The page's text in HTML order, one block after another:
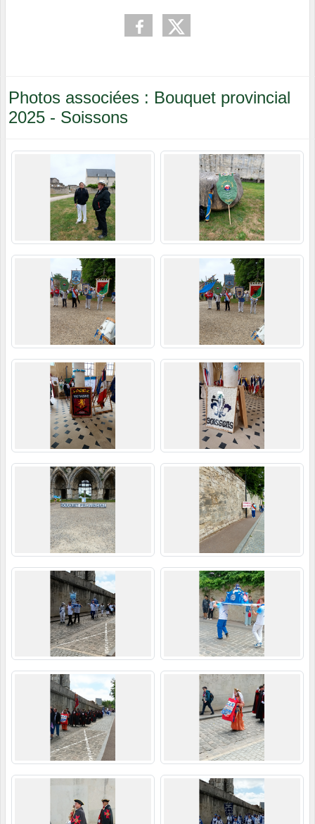
Photos associées : Bouquet provincial
2025 - Soissons